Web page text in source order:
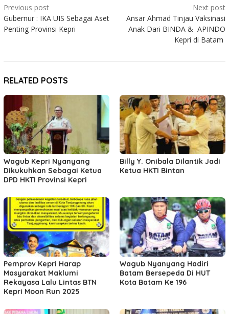
Post
navigation
Previous post
Gubernur : IKA UIS Sebagai Aset
Penting Provinsi Kepri
Next post
Ansar Ahmad Tinjau Vaksinasi
Anak Dari BINDA & APINDO
Kepri di Batam
RELATED POSTS
Wagub Kepri Nyanyang
Dikukuhkan Sebagai Ketua
DPD HKTI Provinsi Kepri
Billy Y. Onibala Dilantik Jadi
Ketua HKTI Bintan
Pemprov Kepri Harap
Masyarakat Maklumi
Rekayasa Lalu Lintas BTN
Kepri Moon Run 2025
Wagub Nyanyang Hadiri
Batam Bersepeda Di HUT
Kota Batam Ke 196